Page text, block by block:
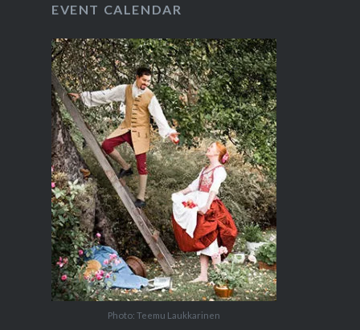
EVENT CALENDAR
Photo: Teemu Laukkarinen